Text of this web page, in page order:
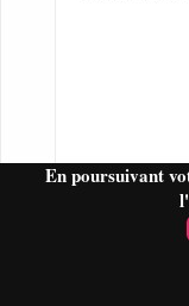
En poursuivant